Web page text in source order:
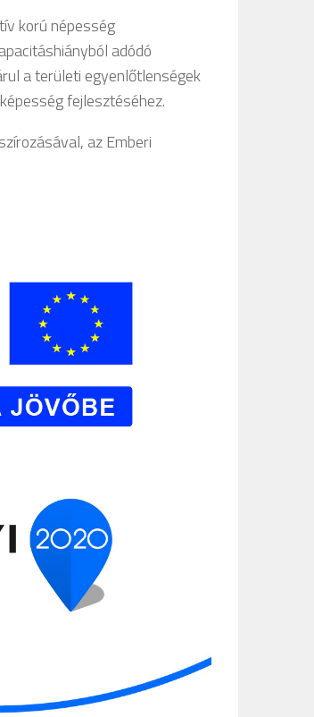
korú népesség
adódó
a területi egyenlőtlenségek
fejlesztéséhez.
az Emberi